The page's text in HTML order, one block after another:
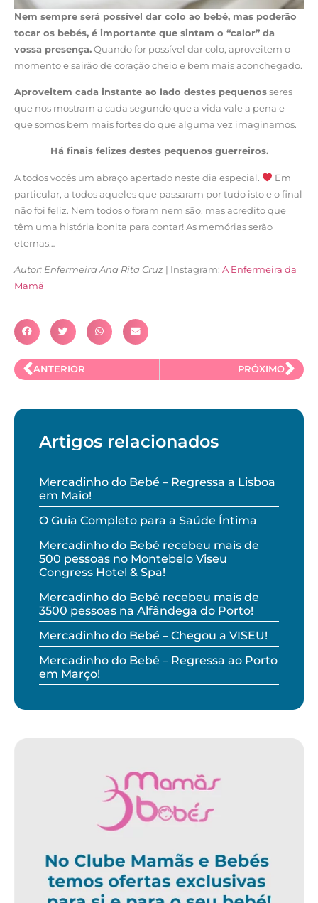
Nem sempre será possível dar colo ao bebé, mas poderão
tocar os bebés, é importante que sintam o “calor” da
vossa presença.Quando for possível dar colo, aproveitem o
momento e sairão de coração cheio e bem mais aconchegado.
Aproveitem cada instante ao lado destes pequenosseres
que nos mostram a cada segundo que a vida vale a pena e
que somos bem mais fortes do que alguma vez imaginamos.
Há finais felizes destes pequenos guerreiros.
A todos vocês um abraço apertado neste dia especial.
Em
particular, a todos aqueles que passaram por tudo isto e o final
não foi feliz. Nem todos o foram nem são, mas acredito que
têm uma história bonita para contar! As memórias serão
eternas…
Autor: Enfermeira Ana Rita Cruz | Instagram: A Enfermeira da
Mamã
ANTERIOR PRÓXIMO
Artigos relacionados
Mercadinho do Bebé – Regressa a Lisboa
em Maio!
O Guia Completo para a Saúde Íntima
Mercadinho do Bebé recebeu mais de
500 pessoas no Montebelo Viseu
Congress Hotel & Spa!
Mercadinho do Bebé recebeu mais de
3500 pessoas na Alfândega do Porto!
Mercadinho do Bebé – Chegou a VISEU!
Mercadinho do Bebé – Regressa ao Porto
em Março!